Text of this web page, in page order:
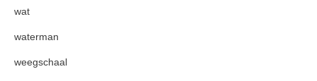
wat
waterman
weegschaal